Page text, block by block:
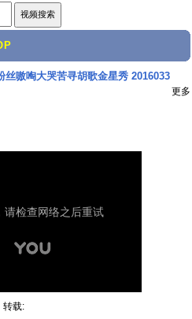
丝嗷啕大哭苦寻胡歌金星秀 2016033
更多
转载: